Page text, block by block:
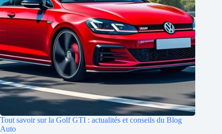
Tout savoir sur la Golf GTI : actualités et conseils du Blog
Auto